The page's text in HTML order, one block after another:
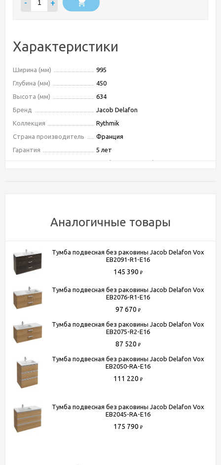
- +
Характеристики
Ширина (мм)
995
Глубина (мм)
450
Высота (мм)
634
Бренд
Jacob Delafon
Коллекция
Rythmik
Страна производитель
Франция
Гарантия
5 лет
тумба подвесная без раковины
Бельевая корзина
Угловая конструкция
Нет
Цвет
светлое дерево
Способы получения товара:
метров от МКАД. БП "Румянцево", корпус В, этаж 2,
павильон 205В
- Доставка по Москве в пределах МКАД (стоимость
доставки рассчитывается менеджером после оформления
заказа)
- Доставка до терминала любой транспортной компании
(для всей России)
Более подробную информацию вы можете получить по
телефону
Аналогичные товары
Тумба подвесная без раковины Jacob Delafon Vox
EB2091-R1-E16
145 390 ₽
Тумба подвесная без раковины Jacob Delafon Vox
EB2076-R1-E16
97 670 ₽
Тумба подвесная без раковины Jacob Delafon Vox
EB2075-R2-E16
87 520 ₽
Тумба подвесная без раковины Jacob Delafon Vox
EB2050-RA-E16
111 220 ₽
Тумба подвесная без раковины Jacob Delafon Vox
EB2045-RA-E16
175 790 ₽